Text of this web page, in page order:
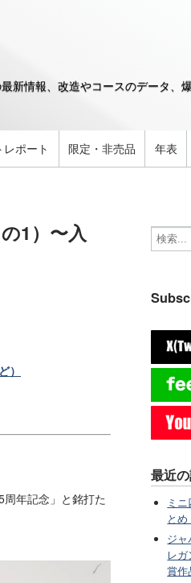
新情報、改造やコースのデータ、
ポート 限定・非売品 年表
1）〜入
）
年記念」と銘打た
最近
ミ
とめ
ジ
レ
賞作